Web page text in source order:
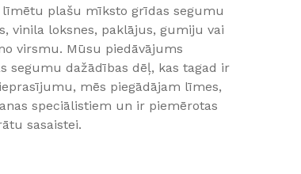
plašu mīksto grīdas segumu
vinila loksnes, paklājus, gumiju vai
virsmu. Mūsu piedāvājums
segumu dažādības dēļ, kas tagad ir
mēs piegādājam līmes,
speciālistiem un ir piemērotas
sasaistei.